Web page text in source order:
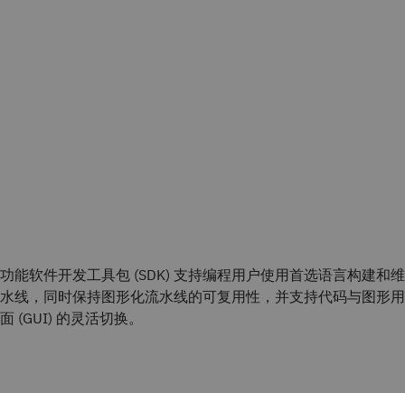
能软件开发工具包 (SDK) 支持编程用户使用首选语言构建和
线，同时保持图形化流水线的可复用性，并支持代码与图形
(GUI) 的灵活切换。